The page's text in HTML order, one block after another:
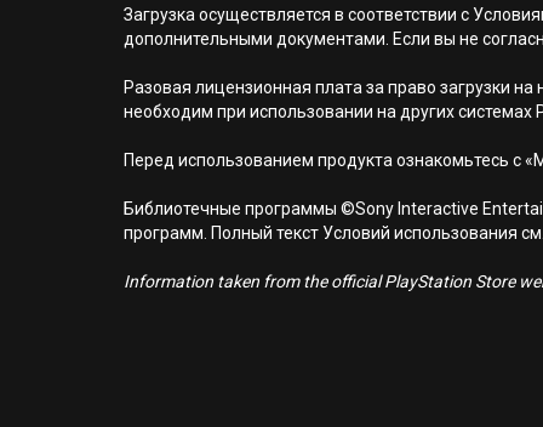
Загрузка осуществляется в соответствии с
дополнительными документами. Если вы не
Разовая лицензионная плата за право загрузки
необходим при использовании на других системах
Перед использованием продукта ознакомьтесь с
Библиотечные программы ©Sony Interactive
программ. Полный текст Условий использования
Information taken from the official PlayStation Store